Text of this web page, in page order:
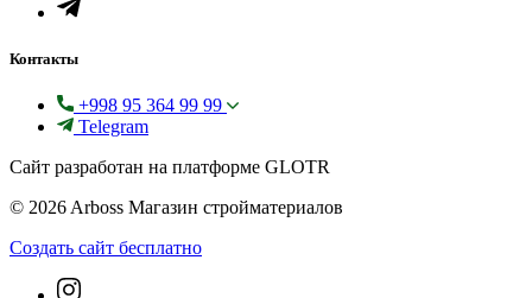
Контакты
+998 95 364 99 99
Telegram
Сайт разработан на платформе GLOTR
© 2026 Arboss Магазин стройматериалов
Создать cайт бесплатно